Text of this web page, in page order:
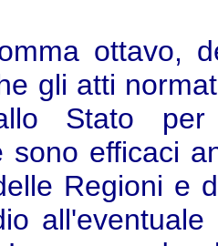
ottavo,
gli atti
Stato
sono efficaci
Regioni e